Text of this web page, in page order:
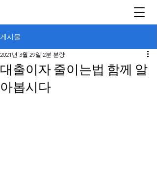
게시물
대출이자 줄이는법 함께 알
아봅시다
2021년 3월 29일 2분 분량